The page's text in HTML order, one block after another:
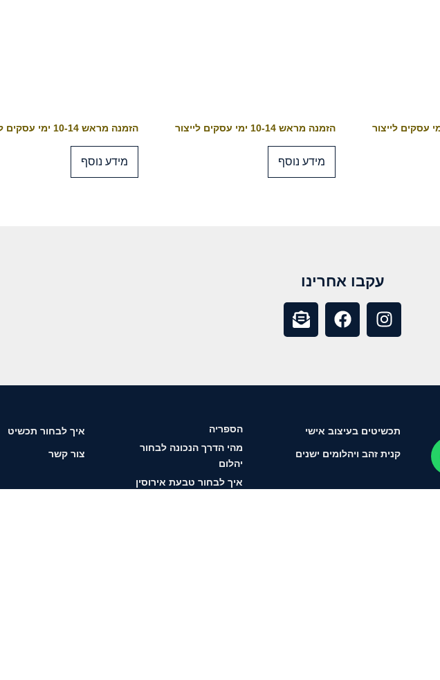
הזמנה מראש 10-14 ימי עסקים לייצור
מידע נוסף
הזמנה מראש 10-14 ימי עסקים לייצור
מידע נוסף
עקבו אחרינו
תכשיטים בעיצוב אישי
קנית זהב ויהלומים ישנים
הספריה
מהי הדרך הנכונה לבחור
יהלום
איך לבחור טבעת אירוסין
איך לבחור תכשיט
צור קשר